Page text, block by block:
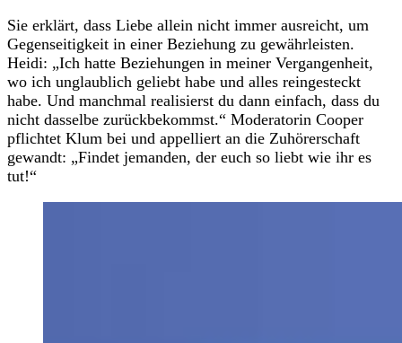
Sie erklärt, dass Liebe allein nicht immer ausreicht, um
Gegenseitigkeit in einer Beziehung zu gewährleisten.
Heidi: „Ich hatte Beziehungen in meiner Vergangenheit,
wo ich unglaublich geliebt habe und alles reingesteckt
habe. Und manchmal realisierst du dann einfach, dass du
nicht dasselbe zurückbekommst.“ Moderatorin Cooper
pflichtet Klum bei und appelliert an die Zuhörerschaft
gewandt: „Findet jemanden, der euch so liebt wie ihr es
tut!“